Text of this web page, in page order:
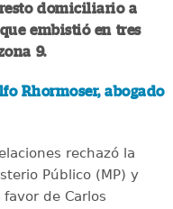
domiciliario a
embistió en tres
9.
Rhormoser, abogado
rechazó la
Público (MP) y
de Carlos